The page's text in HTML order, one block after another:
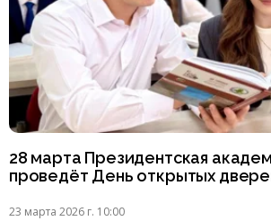
28 марта Президентская
проведёт День открытых
23 марта 2026 г. 10:00